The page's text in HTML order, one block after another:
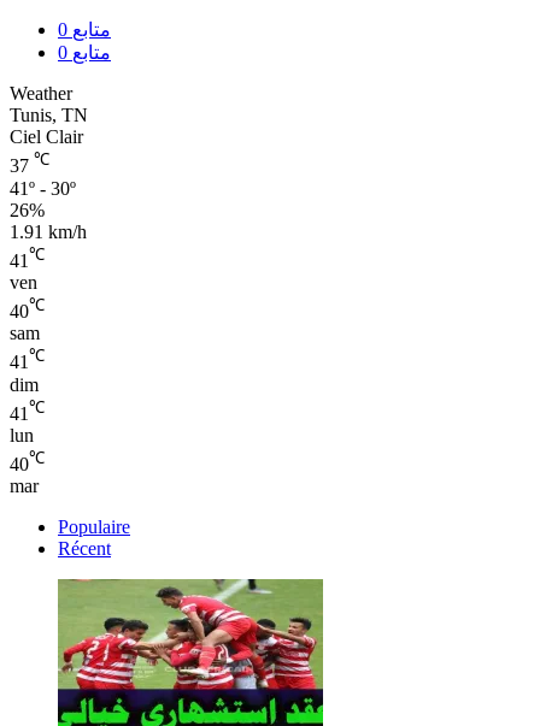
0 متابع
0 متابع
Weather
Tunis, TN
Ciel Clair
37 ℃
41º - 30º
26%
1.91 km/h
41 ℃
ven
40℃
sam
41℃
dim
41 ℃
lun
40℃
mar
Populaire
Récent